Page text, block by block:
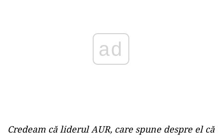
Credeam că liderul AUR, care spune despre el că